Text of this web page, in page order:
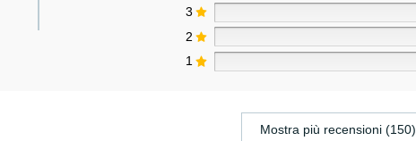
3
2
1
Mostra più recensioni (150)